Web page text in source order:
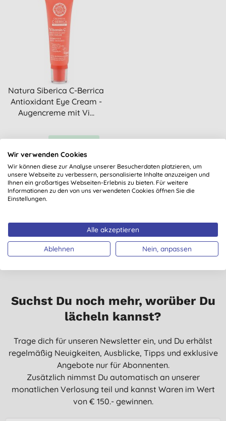
Natura Siberica C-Berrica
Antioxidant Eye Cream -
Augencreme mit Vi...
1
Suchst Du noch mehr, worüber Du
lächeln kannst?
Trage dich für unseren Newsletter ein, und Du erhälst
regelmäßig Neuigkeiten, Ausblicke, Tipps und exklusive
Angebote nur für Abonnenten.
Zusätzlich nimmst Du automatisch an unserer
monatlichen Verlosung teil und kannst Waren im Wert
von € 150.- gewinnen.
Wir verwenden Cookies
Wir können diese zur Analyse unserer Besucherdaten platzieren, um
unsere Webseite zu verbessern, personalisierte Inhalte anzuzeigen und
Ihnen ein großartiges Webseiten-Erlebnis zu bieten. Für weitere
Informationen zu den von uns verwendeten Cookies öffnen Sie die
Einstellungen.
Alle akzeptieren
Ablehnen Nein, anpassen